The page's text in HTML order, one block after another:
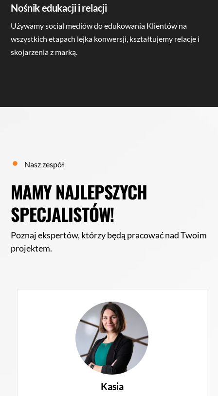
label
Nośnik edukacji i relacji
Używamy social mediów do edukowania Klientów na
wszystkich etapach lejka konwersji, kształtujemy relacje i
skojarzenia z marką.
Nasz zespół
MAMY NAJLEPSZYCH
SPECJALISTÓW!
Poznaj ekspertów, którzy będą pracować nad Twoim
projektem.
Kasia